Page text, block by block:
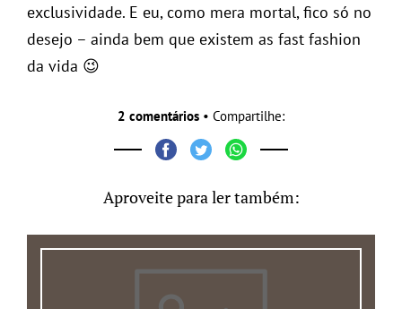
exclusividade. E eu, como mera mortal, fico só no
desejo – ainda bem que existem as fast fashion
da vida 😉
2 comentários • Compartilhe:
Aproveite para ler também: